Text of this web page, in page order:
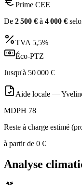
Prime CEE
De 2 500 € à 4 000 €
TVA 5,5%
Éco-PTZ
Jusqu'à 50 000 €
Aide locale —
MDPH 78
Reste à charge estimé
à partir de 0 €
Analyse